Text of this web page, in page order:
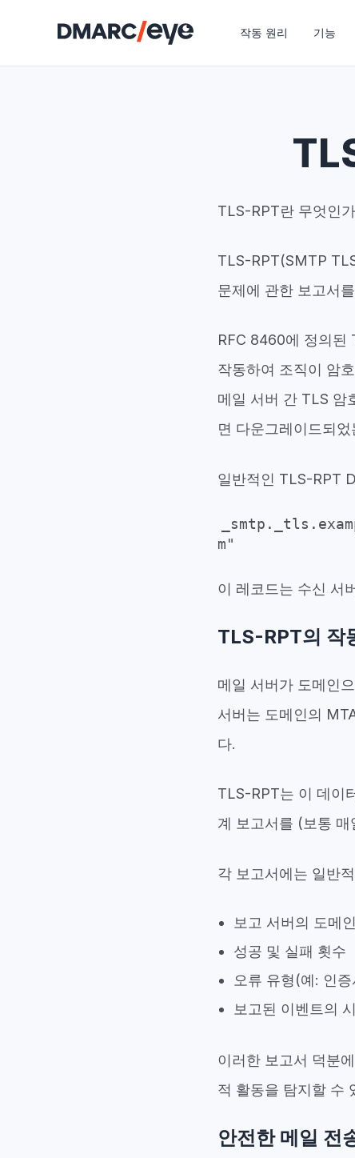
작동 원리 기능
TLS-RPT란 무엇인
TLS-RPT(SMTP
문제에 관한 보고서
RFC 8460에 정의된
작동하여 조직이 암
메일 서버 간 TLS 암
면 다운그레이드되
일반적인 TLS-RPT
m"
이 레코드는 수신 서
TLS-RPT의 작
메일 서버가 도메인
서버는 도메인의
다.
TLS-RPT는 이 데이
계 보고서를 (보통 매
각 보고서에는 일반
보고 서버의 도메
성공 및 실패 횟수
오류 유형(예: 인
보고된 이벤트의
이러한 보고서 덕분
적 활동을 탐지할 수
안전한 메일 전